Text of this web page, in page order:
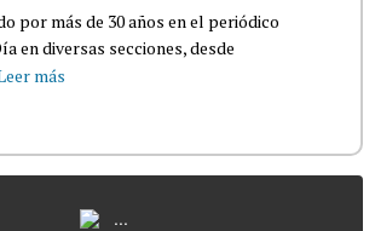
por más de 30 años en el periódico
en diversas secciones, desde
más
...